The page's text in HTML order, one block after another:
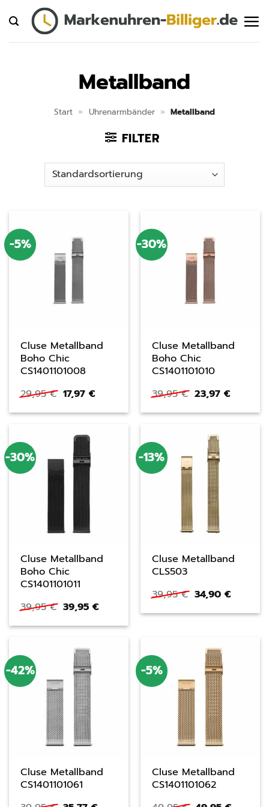
Inhalt
springen
Metallband
Start » Uhrenarmbänder » Metallband
FILTER
-5%
Cluse Metallband
Boho Chic
CS1401101008
29,95€ Ursprünglicher
Preis
war:
17,97€Aktueller
ist:
-30%
Cluse Metallband
Boho Chic
CS1401101010
39,95€ Ursprünglicher
Preis
war:
23,97€
ist:
-30%
Cluse Metallband
Boho Chic
CS1401101011
39,95€ Ursprünglicher
Preis
war:
39,95€Aktueller
ist:
-13%
Cluse Metallband
CLS503
39,95€ Ursprünglicher
Preis
war:
34,90€
ist:
-42%
Cluse Metallband
CS1401101061
-5%
Cluse Metallband
CS1401101062